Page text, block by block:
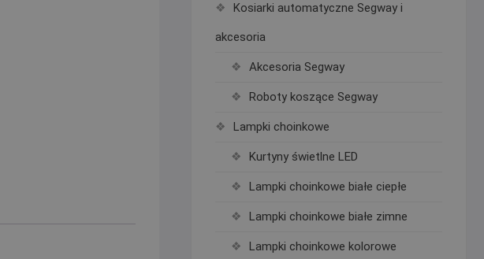
Kosiarki automatyczne Segway i
akcesoria
Akcesoria Segway
Roboty koszące Segway
Lampki choinkowe
Kurtyny świetlne LED
Lampki choinkowe białe ciepłe
Lampki choinkowe białe zimne
Lampki choinkowe kolorowe